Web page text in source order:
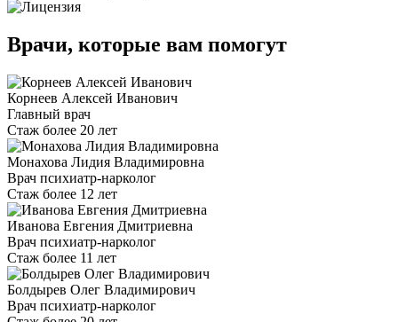
Врачи, которые вам помогут
Корнеев Алексей Иванович
Главный врач
Стаж более 20 лет
Монахова Лидия Владимировна
Врач психиатр-нарколог
Стаж более 12 лет
Иванова Евгения Дмитриевна
Врач психиатр-нарколог
Стаж более 11 лет
Болдырев Олег Владимирович
Врач психиатр-нарколог